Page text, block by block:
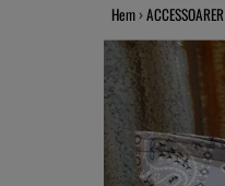
Hem ›ACCESSOARER